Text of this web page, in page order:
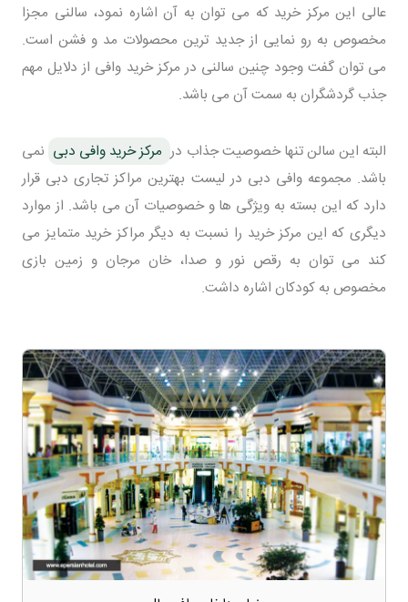
عالی این مرکز خرید که می توان به آن اشاره نمود، سالنی مجزا
مخصوص به رو نمایی از جدید ترین محصولات مد و فشن است.
می توان گفت وجود چنین سالنی در مرکز خرید وافی از دلایل مهم
جذب گردشگران به سمت آن می باشد.
البته این سالن تنها خصوصیت جذاب در مرکز خرید وافی دبی نمی
باشد. مجموعه وافی دبی در لیست بهترین مراکز تجاری دبی قرار
دارد که این بسته به ویژگی ها و خصوصیات آن می باشد. از موارد
دیگری که این مرکز خرید را نسبت به دیگر مراکز خرید متمایز می
کند می توان به رقص نور و صدا، خان مرجان و زمین بازی
مخصوص به کودکان اشاره داشت.